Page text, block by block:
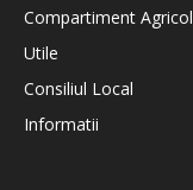
Compartiment Agricol
Utile
Consiliul Local
Informatii